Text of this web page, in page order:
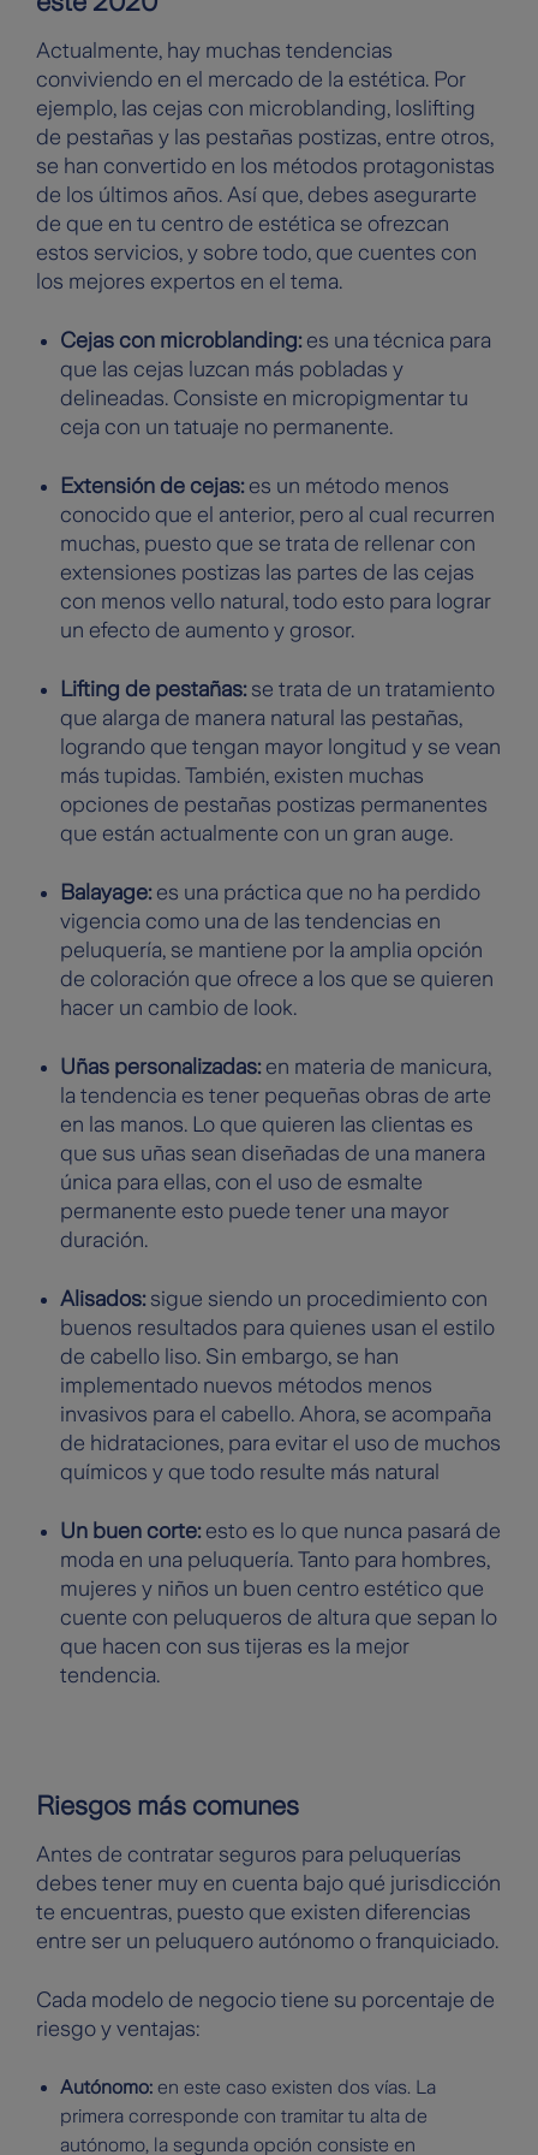
Actualmente, hay muchas tendencias
conviviendo en el mercado de la estética. Por
ejemplo, las cejas con microblanding, loslifting
de pestañas y las pestañas postizas, entre otros,
se han convertido en los métodos protagonistas
de los últimos años. Así que, debes asegurarte
de que en tu centro de estética se ofrezcan
estos servicios, y sobre todo, que cuentes con
los mejores expertos en el tema.
Cejas con microblanding:es una técnica para
que las cejas luzcan más pobladas y
delineadas. Consiste en micropigmentar tu
ceja con un tatuaje no permanente.
Extensión de cejas:es un método menos
conocido que el anterior, pero al cual recurren
muchas, puesto que se trata de rellenar con
extensiones postizas las partes de las cejas
con menos vello natural, todo esto para lograr
un efecto de aumento y grosor.
Lifting de pestañas:se trata de un tratamiento
que alarga de manera natural las pestañas,
logrando que tengan mayor longitud y se vean
más tupidas. También, existen muchas
opciones de pestañas postizas permanentes
que están actualmente con un gran auge.
Balayage:es una práctica que no ha perdido
vigencia como una de las tendencias en
peluquería, se mantiene por la amplia opción
de coloración que ofrece a los que se quieren
hacer un cambio de look.
Uñas personalizadas:en materia de manicura,
la tendencia es tener pequeñas obras de arte
en las manos. Lo que quieren las clientas es
que sus uñas sean diseñadas de una manera
única para ellas, con el uso de esmalte
permanente esto puede tener una mayor
duración.
Alisados:sigue siendo un procedimiento con
buenos resultados para quienes usan el estilo
de cabello liso. Sin embargo, se han
implementado nuevos métodos menos
invasivos para el cabello. Ahora, se acompaña
de hidrataciones, para evitar el uso de muchos
químicos y que todo resulte más natural
Un buen corte:esto es lo que nunca pasará de
moda en una peluquería. Tanto para hombres,
mujeres y niños un buen centro estético que
cuente con peluqueros de altura que sepan lo
que hacen con sus tijeras es la mejor
tendencia.
Riesgos más comunes
Antes de contratar seguros para peluquerías
debes tener muy en cuenta bajo qué jurisdicción
te encuentras, puesto que existen diferencias
entre ser un peluquero autónomo o franquiciado.
Cada modelo de negocio tiene su porcentaje de
riesgo y ventajas:
Autónomo: en este caso existen dos vías. La
primera corresponde con tramitar tu alta de
autónomo, la segunda opción consiste en